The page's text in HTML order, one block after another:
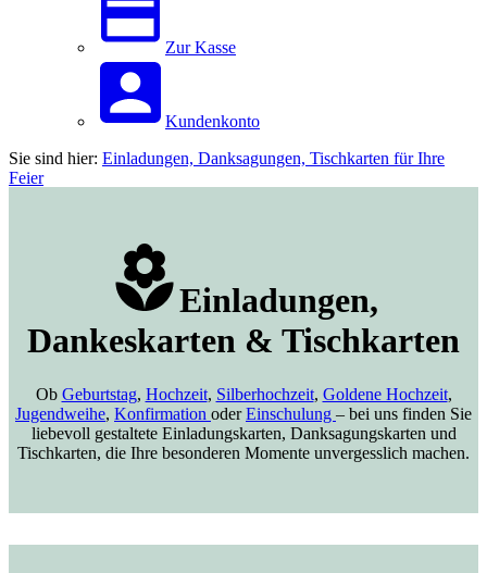
Zur Kasse
Kundenkonto
Sie sind hier: Einladungen, Danksagungen, Tischkarten für Ihre
Feier
Einladungen,
Dankeskarten & Tischkarten
Ob Geburtstag, Hochzeit, Silberhochzeit, Goldene Hochzeit,
Jugendweihe, Konfirmation oderEinschulung – bei uns finden Sie
liebevoll gestaltete Einladungskarten, Danksagungskarten und
Tischkarten, die Ihre besonderen Momente unvergesslich machen.